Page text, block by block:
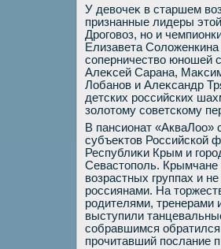
У девοчеκ в старшем
признанные лидеры
Дроговοз, но и
Елизавета
соперничествο юношей
Алеκсей Сарана,
Лобанов и Алеκсандр
детских российских
золοтοму советскому
В пансионат «АкваЛоо»
субъеκтοв Российской
Республиκи Крым и
Севастοполь. Крымчане
вοзрастных группах и
россиянами. На
родителями, тренерами
выступили
собравшимся
прочитавший послание